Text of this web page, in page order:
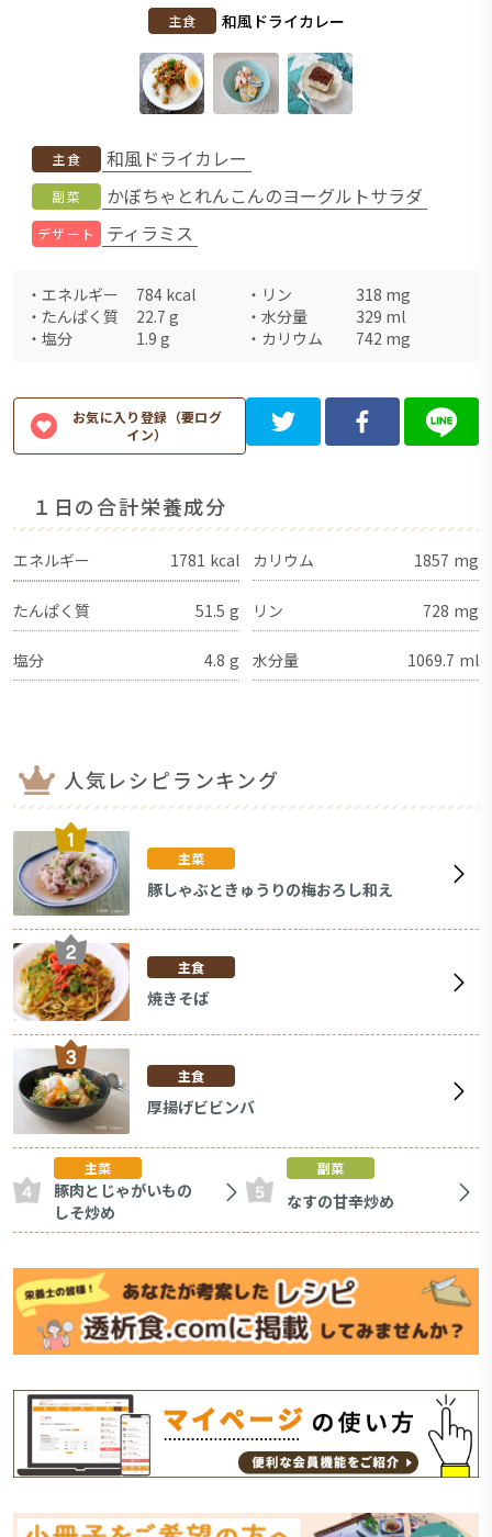
主食 和風ドライカレー
主食 和風ドライカレー
副菜 かぼちゃとれんこんのヨーグルトサラダ
デザート ティラミス
・ エネルギー 784 kcal ・ リン 318 mg
・ たんぱく質 22.7 g ・ 水分量 329 ml
・ 塩分 1.9 g ・ カリウム 742 mg
お気に入り登録（要ログ
イン）
１日の合計栄養成分
エネルギー 1781 kcal カリウム 1857 mg
たんぱく質 51.5 g リン 728 mg
塩分 4.8 g 水分量 1069.7 ml
人気レシピランキング
主菜
豚しゃぶときゅうりの梅おろし和え
主食
焼きそば
主食
厚揚げビビンバ
主菜
豚肉とじゃがいもの
しそ炒め
副菜
なすの甘辛炒め